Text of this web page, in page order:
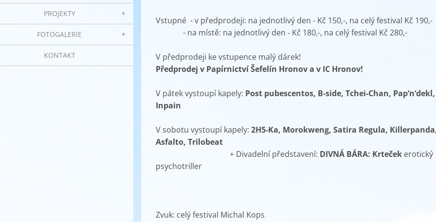
PROJEKTY
FOTOGALERIE
KONTAKT
Vstupné - v předprodeji: na jednotlivý den - Kč 150,-, na celý festival Kč 190,-
- na místě: na jednotlivý den - Kč 180,-, na celý festival Kč 280,-
V předprodeji ke vstupence malý dárek!
Předprodej v Papírnictví Šefelín Hronov a v IC Hronov!
V pátek vystoupí kapely: Post pubescentos, B-side, Tchei-Chan, Pap‘n‘dekl,
Inpain
V sobotu vystoupí kapely: 2H5-Ka, Morokweng, Satira Regula,
Asfalto, Trilobeat
+ Divadelní představení: DIVNÁ BÁRA: Krteček erotický
psychotriller
Zvuk: celý festival Michal Kops